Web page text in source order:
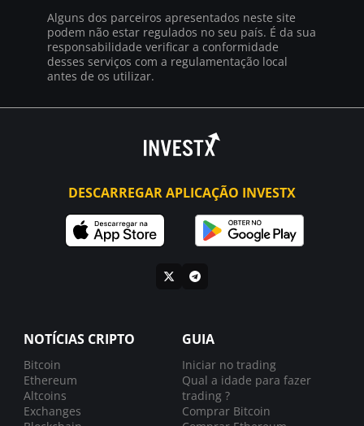
Alguns dos parceiros apresentados neste site
podem não estar regulados no seu país. É da sua
responsabilidade verificar a conformidade
desses serviços com a regulamentação local
antes de os utilizar.
DESCARREGAR APLICAÇÃO INVESTX
NOTÍCIAS CRIPTO
Bitcoin
Ethereum
Altcoins
Exchanges
GUIA
Iniciar no trading
Qual a idade para fazer
trading ?
Comprar Bitcoin